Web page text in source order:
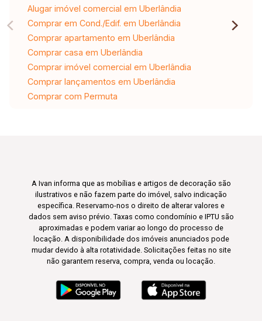
Alugar imóvel comercial em Uberlândia
Comprar em Cond./Edif. em Uberlândia
Comprar apartamento em Uberlândia
Comprar casa em Uberlândia
Comprar imóvel comercial em Uberlândia
Comprar lançamentos em Uberlândia
Comprar com Permuta
A Ivan informa que as mobílias e artigos de decoração são
ilustrativos e não fazem parte do imóvel, salvo indicação
específica. Reservamo-nos o direito de alterar valores e
dados sem aviso prévio. Taxas como condomínio e IPTU são
aproximadas e podem variar ao longo do processo de
locação. A disponibilidade dos imóveis anunciados pode
mudar devido à alta rotatividade. Solicitações feitas no site
não garantem reserva, compra, venda ou locação.